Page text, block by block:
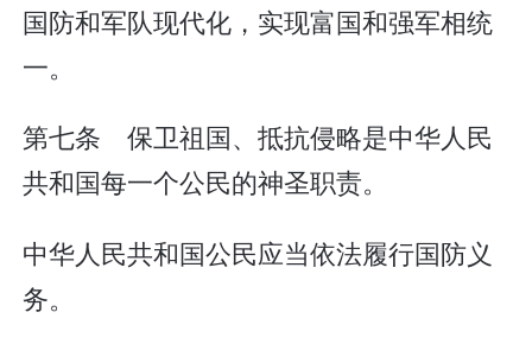
国防和军队现代化，实现富国和强军相统
一。
第七条 保卫祖国、抵抗侵略是中华人民
共和国每一个公民的神圣职责。
中华人民共和国公民应当依法履行国防义
务。